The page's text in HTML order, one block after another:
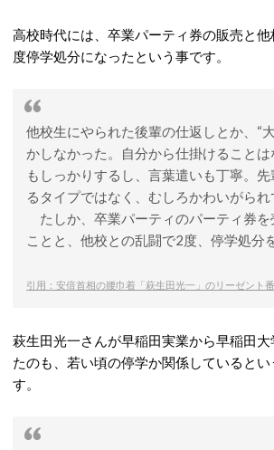
高校時代には、卒業パーティ券の販売と
度停学処分になったという事です。
他校生にやられた後輩の仕返しとか、“
かしなかった。自分から仕掛けること
もしっかりするし、言葉遣いも丁寧。
るタイプではなく、むしろかわいがられ
たしか、卒業パーティのパーティ券を
ことと、他校との乱闘で2度、停学処分
引用：安倍首相の腰巾着「萩生田光一」のリーゼント
萩生田光一さんが早稲田実業から早稲田
たのも、若い頃の停学か関係していると
す。